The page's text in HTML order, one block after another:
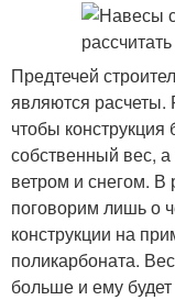
Предтечей
являются расчеты.
чтобы
собственный вес,
ветром и снегом.
поговорим лишь о
конструкции на
поликарбоната.
больше и ему